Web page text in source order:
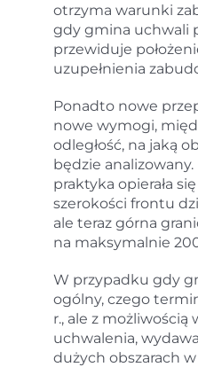
otrzyma warunki
gdy gmina uchwali
przewiduje
uzupełnienia
Ponadto nowe
nowe wymogi,
odległość, na jaką
będzie
praktyka opierała
szerokości frontu
ale teraz górna
na maksymalnie
W przypadku gdy
ogólny, czego
r., ale z możliwością
uchwalenia,
dużych obszarach